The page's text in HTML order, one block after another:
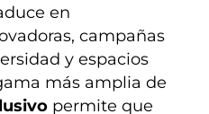
en
campañas
y espacios
más amplia de
permite que